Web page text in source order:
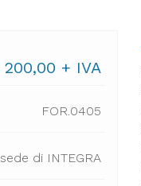
+ IVA
FOR.0405
di INTEGRA